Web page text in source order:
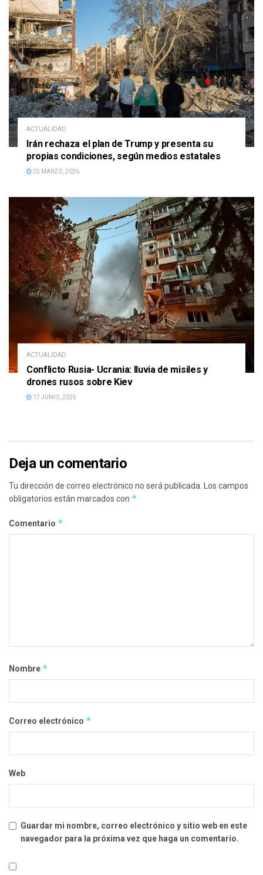
ACTUALIDAD
Irán rechaza el plan de Trump y presenta su
propias condiciones, según medios estatales
25 MARZO, 2026
ACTUALIDAD
Conflicto Rusia- Ucrania: lluvia de misiles y
drones rusos sobre Kiev
17 JUNIO, 2025
Deja un comentario
Tu dirección de correo electrónico no será publicada. Los campos
obligatorios están marcados con *
Comentario *
Nombre *
Correo electrónico *
Web
Guardar mi nombre, correo electrónico y sitio web en este
navegador para la próxima vez que haga un comentario.